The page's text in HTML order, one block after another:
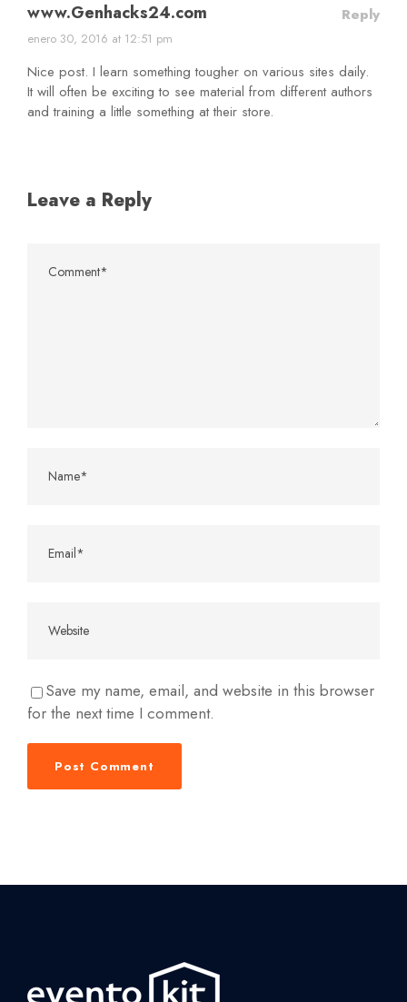
www.Genhacks24.com
enero 30, 2016 at 12:51 pm
Reply
Nice post. I learn something tougher on various sites daily.
It will often be exciting to see material from different authors
and training a little something at their store.
Leave a Reply
Save my name, email, and website in this browser
for the next time I comment.